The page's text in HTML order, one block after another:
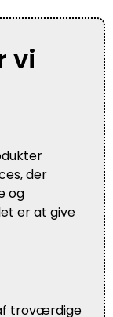
vi
der
og
er at give
troværdige